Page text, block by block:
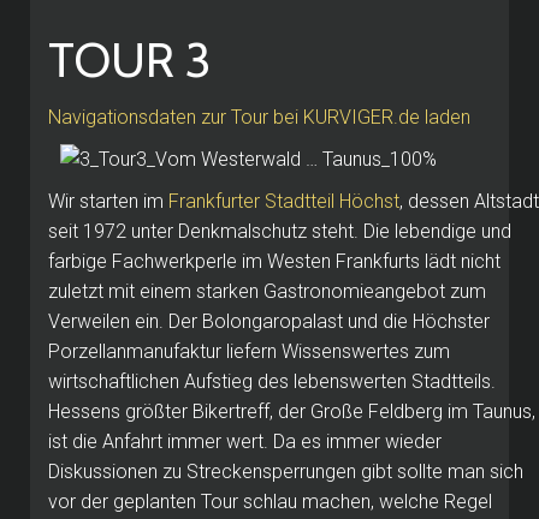
TOUR 3
Navigationsdaten zur Tour bei KURVIGER.de laden
Wir starten im Frankfurter Stadtteil Höchst, dessen Altstadt
seit 1972 unter Denkmalschutz steht. Die lebendige und
farbige Fachwerkperle im Westen Frankfurts lädt nicht
zuletzt mit einem starken Gastronomieangebot zum
Verweilen ein. Der Bolongaropalast und die Höchster
Porzellanmanufaktur liefern Wissenswertes zum
wirtschaftlichen Aufstieg des lebenswerten Stadtteils.
Hessens größter Bikertreff, der Große Feldberg im Taunus,
ist die Anfahrt immer wert. Da es immer wieder
Diskussionen zu Streckensperrungen gibt sollte man sich
vor der geplanten Tour schlau machen, welche Regel